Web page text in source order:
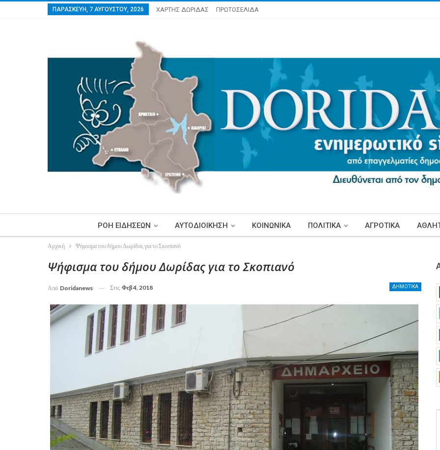
ΠΑΡΑΣΚΕΥΉ, 7 ΑΥΓΟΎΣΤΟΥ, 2026 ΧΑΡΤΗΣ ΔΩΡΙΔΑΣ ΠΡΩΤΟΣΕΛΙΔΑ
ΡΟΗ ΕΙΔΗΣΕΩΝ ΑΥΤΟΔΙΟΙΚΗΣΗ ΚΟΙΝΩΝΙΚΑ ΠΟΛΙΤΙΚΑ ΑΓΡΟΤΙΚΑ
Αρχική Ψήφισμα του δήμου Δωρίδας για το Σκοπιανό
Ψήφισμα του δήμου Δωρίδας για το Σκοπιανό
ΔΗΜΟΤΙΚΑ
Από Doridanews Στις Φεβ 4, 2018